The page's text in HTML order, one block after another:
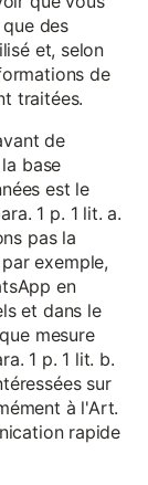
des
et, selon
de
traitées.
de
base
est le
1 p. 1 lit. a.
pas la
exemple,
en
et dans le
mesure
1 p. 1 lit. b.
sur
à l'Art.
rapide